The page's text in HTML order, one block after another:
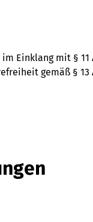
Einklang mit § 11
gemäß § 13